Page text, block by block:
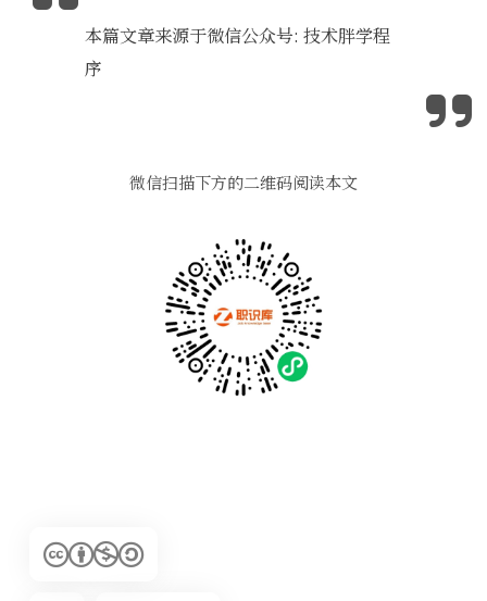
本篇文章来源于微信公众号: 技术胖学程
序
微信扫描下方的二维码阅读本文